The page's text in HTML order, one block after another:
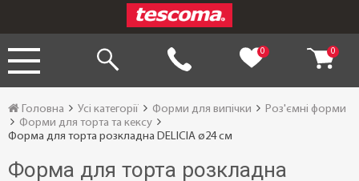
0 0
Головна Усі категорії Форми для випічки
Роз'ємні форми
Форми для торта та кексу
Форма для торта розкладна DELICIA ø24 см
Форма для торта розкладна